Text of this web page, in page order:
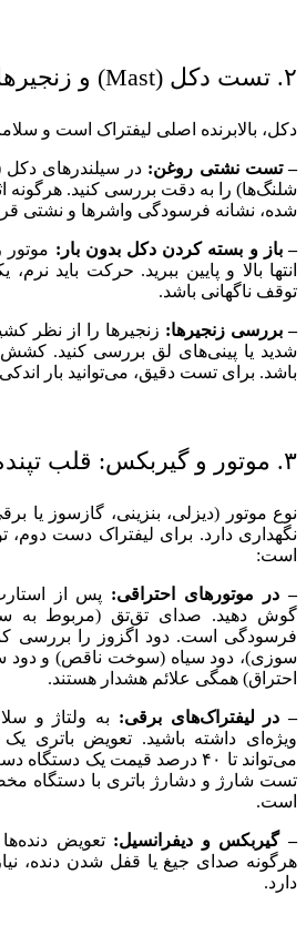
۲. تست دکل (Mast) و زنجیرها: عمود و پایدار
دکل، بالا‌برنده اصلی لیفتراک است و
– تست نشتی روغن: در سیلندرهای دکل
شلنگ‌ها) را به دقت بررسی کنید. هرگونه
شده، نشانه فرسودگی واشرها و نشتی
– باز و بسته کردن دکل بدون بار: موتور
انتها بالا و پایین ببرید. حرکت باید
توقف ناگهانی باشد.
– بررسی زنجیرها: زنجیرها را از نظر
شدید یا پینی‌های لق بررسی کنید. کشش دو
باشد. برای تست دقیق، می‌توانید بار
۳. موتور و گیربکس: قلب تپنده لیفتراک
نوع موتور (دیزلی، بنزینی، گازسوز یا
نگهداری دارد. برای لیفتراک دست
است:
– در موتورهای احتراقی: پس از
گوش دهید. صدای تق‌تق (مربوط به
فرسودگی است. دود اگزوز را بررسی
سوزی)، دود سیاه (سوخت ناقص) و دود
احتراق) همگی علائم هشدار هستند.
– در لیفتراک‌های برقی: به ولتاژ و
ویژه‌ای داشته باشید. تعویض باتری یک
می‌تواند تا ۴۰ درصد قیمت یک
تست شارژ و دشارژ باتری با دستگاه
است.
– گیربکس و دیفرانسیل: تعویض
هرگونه صدای جیغ یا قفل شدن دنده،
دارد.